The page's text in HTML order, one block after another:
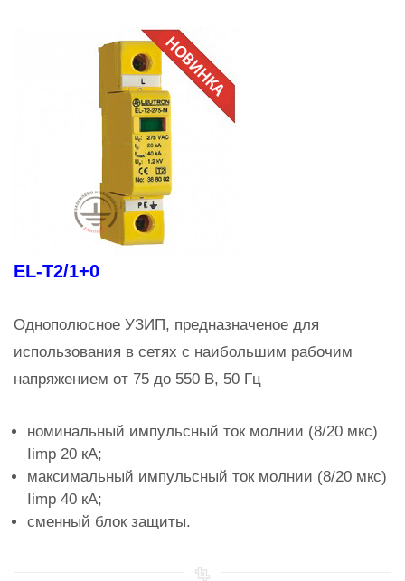
EL-T2/1+0
Однополюсное УЗИП, предназначеное для
использования в сетях с наибольшим рабочим
напряжением от 75 до 550 В, 50 Гц
номинальный импульсный ток молнии (8/20 мкс)
Iimp 20 кА;
максимальный импульсный ток молнии (8/20 мкс)
Iimp 40 кА;
сменный блок защиты.